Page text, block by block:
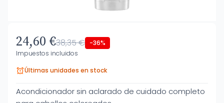
24,60 €38,35 € -36%
Impuestos incluidos
Últimas unidades en stock
Acondicionador sin aclarado de cuidado completo